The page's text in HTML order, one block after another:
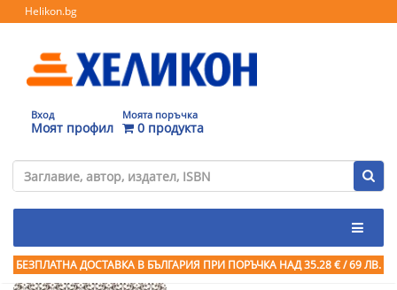
Helikon.bg
Вход
Моят профил
Моята поръчка
0 продукта
БЕЗПЛАТНА ДОСТАВКА В БЪЛГАРИЯ ПРИ ПОРЪЧКА НАД 35.28 € / 69 ЛВ.